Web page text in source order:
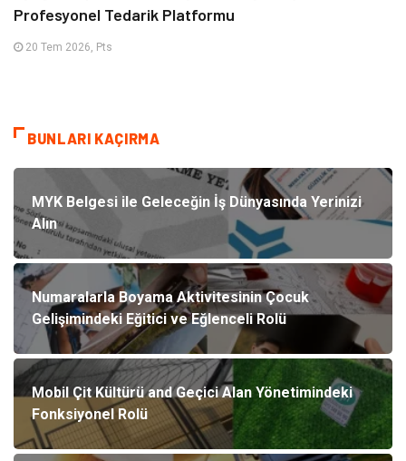
Profesyonel Tedarik Platformu
20 Tem 2026, Pts
BUNLARI KAÇIRMA
MYK Belgesi ile Geleceğin İş Dünyasında Yerinizi
Alın
Numaralarla Boyama Aktivitesinin Çocuk
Gelişimindeki Eğitici ve Eğlenceli Rolü
Mobil Çit Kültürü and Geçici Alan Yönetimindeki
Fonksiyonel Rolü